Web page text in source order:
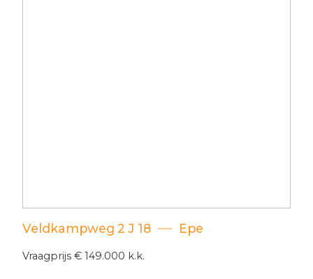
Veldkampweg 2 J 18 Epe
Vraagprijs € 149.000 k.k.